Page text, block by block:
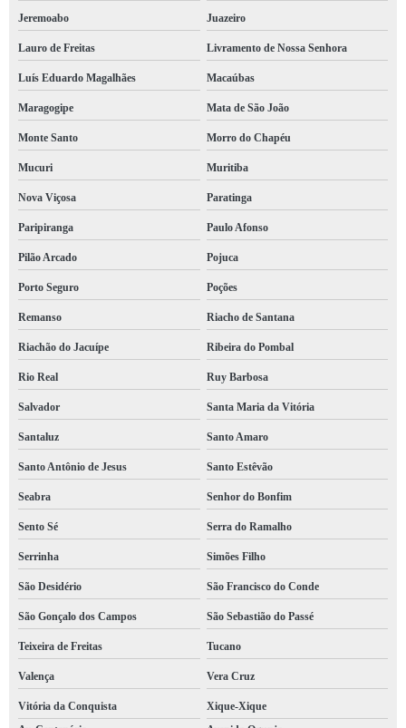
Jeremoabo Juazeiro
Lauro de Freitas Livramento de Nossa Senhora
Luís Eduardo Magalhães Macaúbas
Maragogipe Mata de São João
Monte Santo Morro do Chapéu
Mucuri Muritiba
Nova Viçosa Paratinga
Paripiranga Paulo Afonso
Pilão Arcado Pojuca
Porto Seguro Poções
Remanso Riacho de Santana
Riachão do Jacuípe Ribeira do Pombal
Rio Real Ruy Barbosa
Salvador Santa Maria da Vitória
Santaluz Santo Amaro
Santo Antônio de Jesus Santo Estêvão
Seabra Senhor do Bonfim
Sento Sé Serra do Ramalho
Serrinha Simões Filho
São Desidério São Francisco do Conde
São Gonçalo dos Campos São Sebastião do Passé
Teixeira de Freitas Tucano
Valença Vera Cruz
Vitória da Conquista
Xique-Xique